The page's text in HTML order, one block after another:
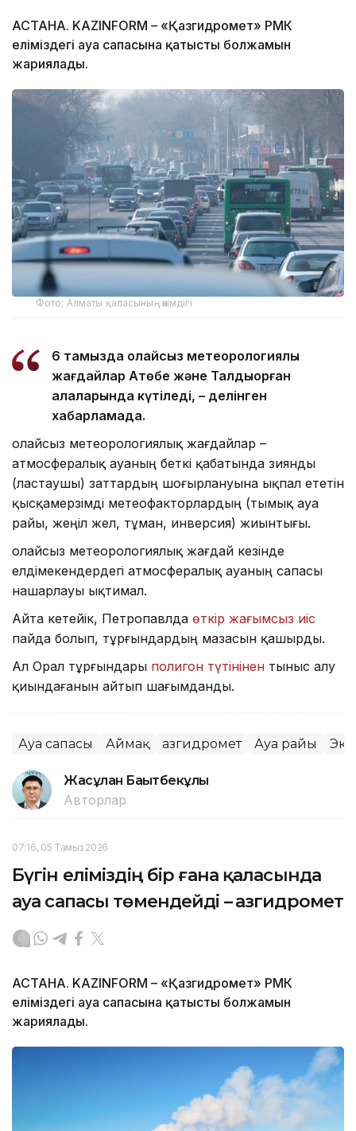
АСТАНА. KAZINFORM – «Қазгидромет» РМК
еліміздегі ауа сапасына қатысты болжамын
жариялады.
Фото: Алматы қаласының әкімдігі
6 тамызда қолайсыз метеорологиялық
жағдайлар Ақтөбе және Талдықорған
қалаларында күтіледі, – делінген
хабарламада.
Қолайсыз метеорологиялық жағдайлар –
атмосфералық ауаның беткі қабатында зиянды
(ластаушы) заттардың шоғырлануына ықпал ететін
қысқамерзімді метеофакторлардың (тымық ауа
райы, жеңіл жел, тұман, инверсия) жиынтығы.
Қолайсыз метеорологиялық жағдай кезінде
елдімекендердегі атмосфералық ауаның сапасы
нашарлауы ықтимал.
Айта кетейік, Петропавлда өткір жағымсыз иіс
пайда болып, тұрғындардың мазасын қашырды.
Ал Орал тұрғындары полигон түтінінен тыныс алу
қиындағанын айтып шағымданды.
Ауа сапасы Аймақ Қазгидромет Ауа райы
Жасұлан Бақытбекұлы
Авторлар
07:16, 05 Тамыз 2026
Бүгін еліміздің бір ғана қаласында
ауа сапасы төмендейді – Қазгидромет
АСТАНА. KAZINFORM – «Қазгидромет» РМК
еліміздегі ауа сапасына қатысты болжамын
жариялады.